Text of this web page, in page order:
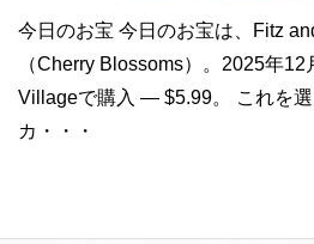
今日のお宝 今日のお宝は、Fitz
（Cherry Blossoms）。2025年
Villageで購入 — $5.99。 これを
カ・・・